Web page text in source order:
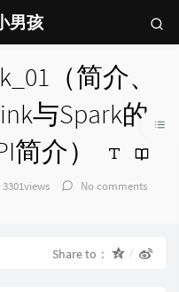
男孩
（简介、
与Spark的
介）
3301views
No comments
Share to：